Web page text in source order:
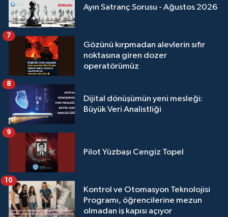
Ayın Satranç Sorusu - Ağustos 2026
Gözünü kırpmadan alevlerin sıfır
noktasına giren dozer
operatörümüz
7
Dijital dönüşümün yeni mesleği:
Büyük Veri Analistliği
8
Pilot Yüzbaşı Cengiz Topel
9
Kontrol ve Otomasyon Teknolojisi
Programı, öğrencilerine mezun
olmadan iş kapısı açıyor
10